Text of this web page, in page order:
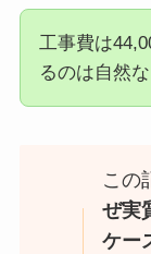
工事費は
るのは自然な
この
ぜ実
ケー